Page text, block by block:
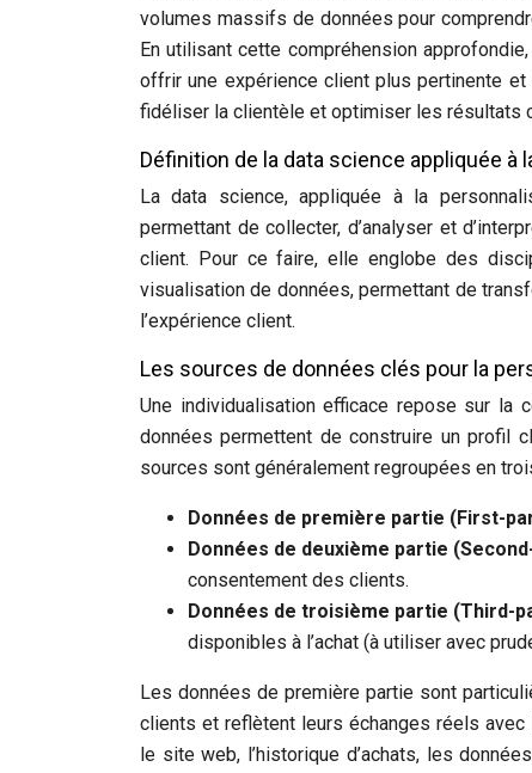
volumes massifs de données pour
En utilisant cette compréhension
offrir une expérience client plus pertinente
fidéliser la clientèle et optimiser les résultats
Définition de la data science appliquée à
La data science, appliquée à la
permettant de collecter, d’analyser et
client. Pour ce faire, elle englobe des
visualisation de données, permettant de
l’expérience client.
Les sources de données clés pour la
Une individualisation efficace repose sur la
données permettent de construire un profil
sources sont généralement regroupées en
Données de première partie (First-
Données de deuxième partie
consentement des clients.
Données de troisième partie (Third-
disponibles à l’achat (à utiliser avec
Les données de première partie sont
clients et reflètent leurs échanges réels
le site web, l’historique d’achats, les